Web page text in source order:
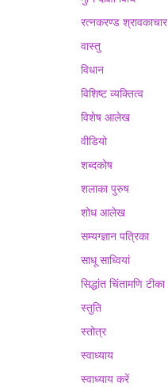
रत्नकरण्ड श्रावकाचार
वास्तु
विधान
विशिष्ट व्यक्तित्व
विशेष आलेख
वीडियो
शब्दकोष
शलाका पुरुष
शोध आलेख
सम्यग्ज्ञान पत्रिका
साधू साध्वियां
सिद्धांत चिंतामणि टीका
स्तुति
स्तोत्र
स्वाध्याय
स्वाध्याय करें